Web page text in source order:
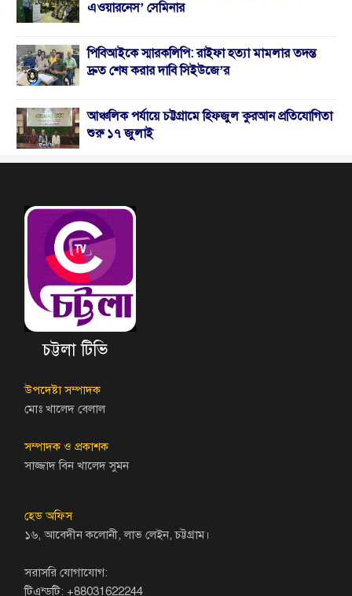
এওয়ারনেস’ সেমিনার
পিবিআইকে স্মারকলিপি: রাইফা হত্যা মামলার তদন্ত
দ্রুত শেষ করার দাবি সিইউজে’র
আঞ্চলিক পর্যায়ে চট্টগ্রামে হিফজুল কুরআন প্রতিযোগিতা
শুরু ১৭ জুলাই
চট্টলা টিভি
উপদেষ্টা সম্পাদক
মোঃ খালেদ বেলাল
সম্পাদক ও প্রকাশক
সাজ্জাদ বিন খালেদ সুমন
হেড অফিস
১৬, আবেদীন কলোনী, লাভ লেইন, চট্টগ্রাম।
সরাসরি যোগাযোগ:
টিএন্ডটি: +88031622244